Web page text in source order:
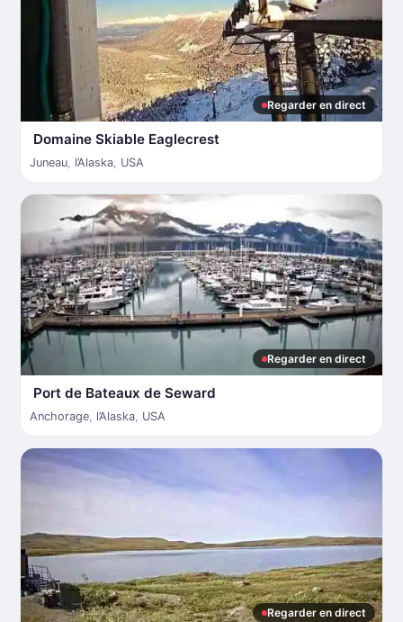
Regarder en direct
Domaine Skiable Eaglecrest
Juneau, l’Alaska, USA
Regarder en direct
Port de Bateaux de Seward
Anchorage, l’Alaska, USA
Regarder en direct